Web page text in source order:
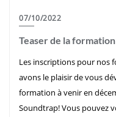
07/10/2022
Teaser de la
Les inscriptions pour nos
avons le plaisir de vous
formation à venir en
Soundtrap! Vous pouvez